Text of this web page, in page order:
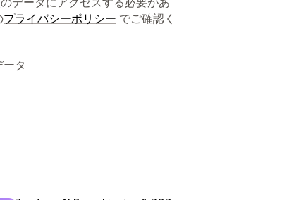
プライバシーポリシー でご確認く
タ